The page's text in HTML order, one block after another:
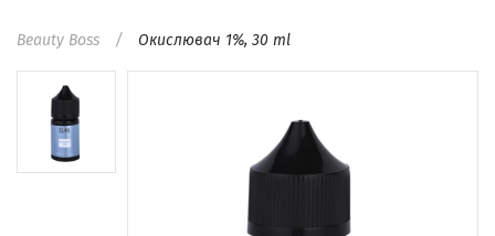
Beauty Boss Окислювач 1%, 30 ml